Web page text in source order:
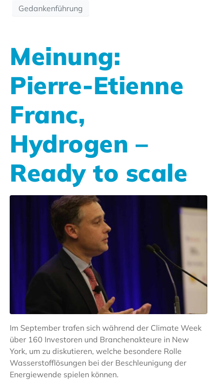
Gedankenführung
Meinung:
Pierre-Etienne
Franc,
Hydrogen –
Ready to scale
Im September trafen sich während der Climate Week
über 160 Investoren und Branchenakteure in New
York, um zu diskutieren, welche besondere Rolle
Wasserstofflösungen bei der Beschleunigung der
Energiewende spielen können.